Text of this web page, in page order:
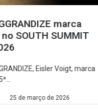
de Dados na Era da
Artificial